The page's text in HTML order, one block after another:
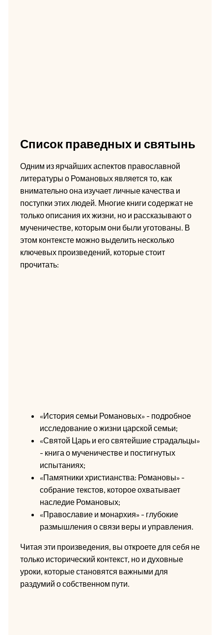
Список праведных и святынь
Одним из ярчайших аспектов православной
литературы о Романовых является то, как
внимательно она изучает личные качества и
поступки этих людей. Многие книги содержат не
только описания их жизни, но и рассказывают о
мученичестве, которым они были уготованы. В
этом контексте можно выделить несколько
ключевых произведений, которые стоит
прочитать:
«История семьи Романовых» - подробное
исследование о жизни царской семьи;
«Святой Царь и его святейшие страдальцы»
- книга о мученичестве и постигнутых
испытаниях;
«Памятники христианства: Романовы» -
собрание текстов, которое охватывает
наследие Романовых;
«Православие и монархия» - глубокие
размышления о связи веры и управления.
Читая эти произведения, вы откроете для себя не
только исторический контекст, но и духовные
уроки, которые становятся важными для
раздумий о собственном пути.